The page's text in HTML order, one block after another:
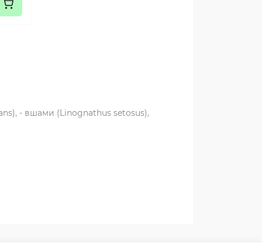
- вшами (Linognathus setosus),
- паразиты форменными клещами